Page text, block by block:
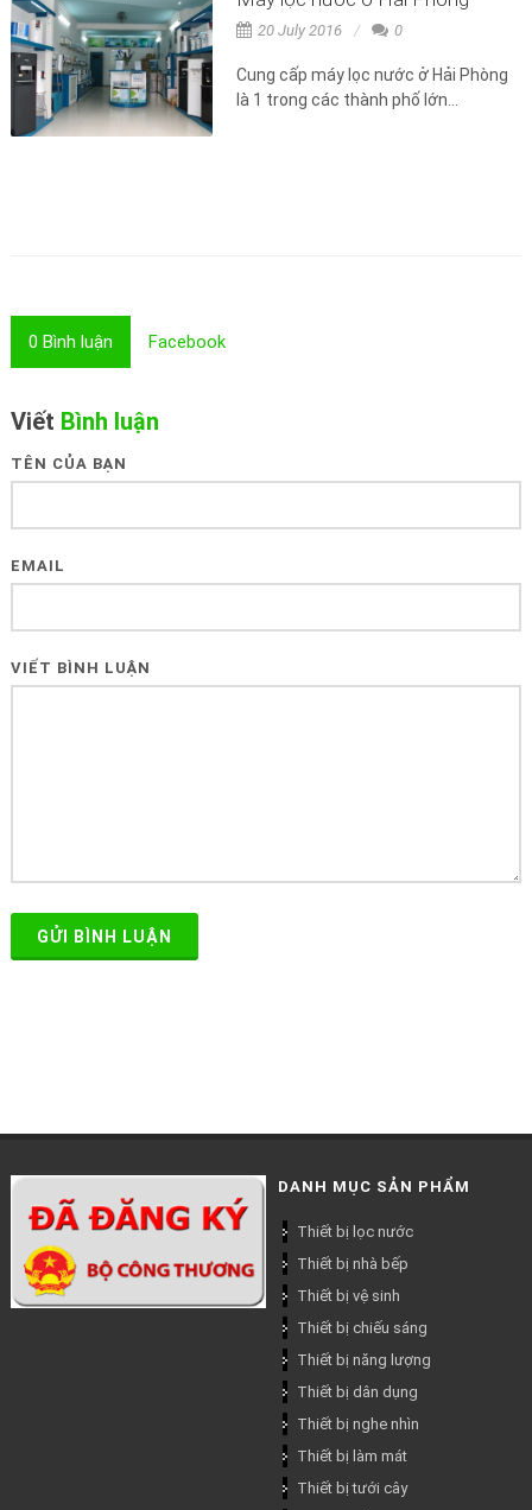
20 July 2016 0
Cung cấp máy lọc nước ở Hải Phòng
là 1 trong các thành phố lớn...
0 Bình luận Facebook
Viết Bình luận
TÊN CỦA BẠN
EMAIL
VIẾT BÌNH LUẬN
GỬI BÌNH LUẬN
DANH MỤC SẢN PHẨM
Thiết bị lọc nước
Thiết bị nhà bếp
Thiết bị vệ sinh
Thiết bị chiếu sáng
Thiết bị năng lượng
Thiết bị dân dụng
Thiết bị nghe nhìn
Thiết bị làm mát
Thiết bị tưới cây